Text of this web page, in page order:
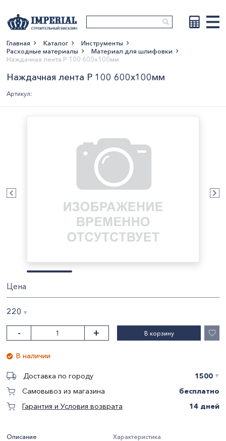
Показать больше
Главная Каталог
Инструменты
Расходные материалы
Материал для шлифовки
Наждачная лента Р 100 600х100мм
Наждачная лента Р 100 600х100мм
Артикул:
Описание Характеристика
Цена
220 〒
- + В корзину
В наличии
Доставка по городу 1500 〒
Самовывоз из магазина
бесплатно
Гарантия и Условия возврата
14 дней